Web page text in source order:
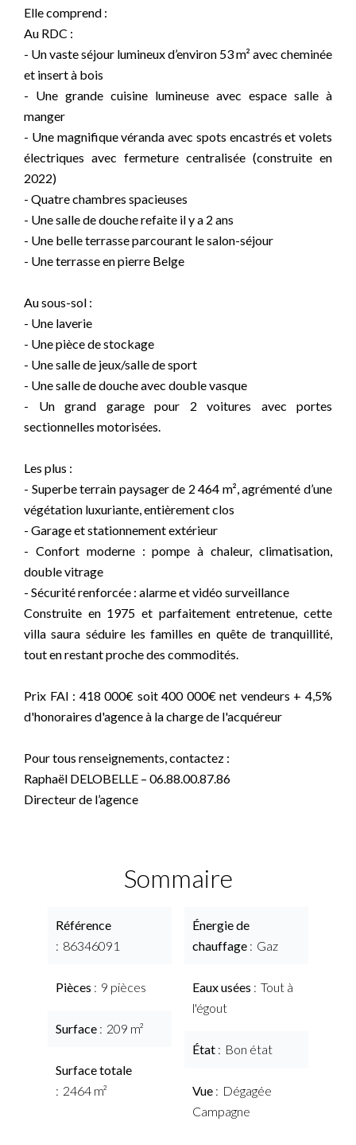
Elle comprend :
Au RDC :
- Un vaste séjour lumineux d’environ 53 m² avec cheminée
et insert à bois
- Une grande cuisine lumineuse avec espace salle à
manger
- Une magnifique véranda avec spots encastrés et volets
électriques avec fermeture centralisée (construite en
2022)
- Quatre chambres spacieuses
- Une salle de douche refaite il y a 2 ans
- Une belle terrasse parcourant le salon-séjour
- Une terrasse en pierre Belge
Au sous-sol :
- Une laverie
- Une pièce de stockage
- Une salle de jeux/salle de sport
- Une salle de douche avec double vasque
- Un grand garage pour 2 voitures avec portes
sectionnelles motorisées.
Les plus :
- Superbe terrain paysager de 2 464 m², agrémenté d’une
végétation luxuriante, entièrement clos
- Garage et stationnement extérieur
- Confort moderne : pompe à chaleur, climatisation,
double vitrage
- Sécurité renforcée : alarme et vidéo surveillance
Construite en 1975 et parfaitement entretenue, cette
villa saura séduire les familles en quête de tranquillité,
tout en restant proche des commodités.
Prix FAI : 418 000€ soit 400 000€ net vendeurs + 4,5%
d'honoraires d'agence à la charge de l'acquéreur
Pour tous renseignements, contactez :
Raphaël DELOBELLE – 06.88.00.87.86
Directeur de l’agence
Sommaire
Référence
86346091
Pièces 9 pièces
Surface 209 m²
Surface totale
2464 m²
Énergie de
chauffage
Gaz
Eaux usées
Tout à
l'égout
État Bon état
Vue
Dégagée
Campagne